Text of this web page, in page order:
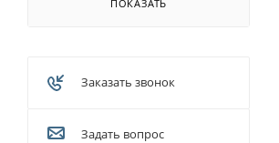
ПОКАЗАТЬ
Заказать звонок
Задать вопрос